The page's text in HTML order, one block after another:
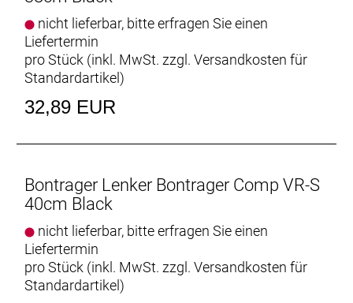
nicht lieferbar, bitte erfragen Sie einen
Liefertermin
pro Stück (inkl. MwSt. zzgl. Versandkosten für
Standardartikel)
32,89 EUR
Bontrager Lenker Bontrager Comp VR-S
40cm Black
nicht lieferbar, bitte erfragen Sie einen
Liefertermin
pro Stück (inkl. MwSt. zzgl. Versandkosten für
Standardartikel)